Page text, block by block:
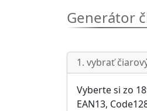
Generátor
1. vybrať
Vyberte si zo
EAN13,